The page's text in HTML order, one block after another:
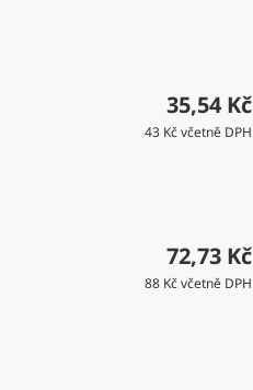
35,54 Kč
43 Kč včetně DPH
72,73 Kč
88 Kč včetně DPH